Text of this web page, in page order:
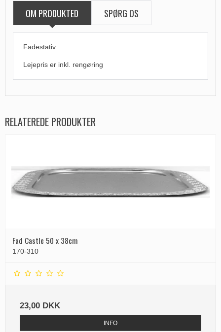
OM PRODUKTED SPØRG OS
Fadestativ
Lejepris er inkl. rengøring
RELATEREDE PRODUKTER
Fad Castle 50 x 38cm
170-310
23,00 DKK
INFO